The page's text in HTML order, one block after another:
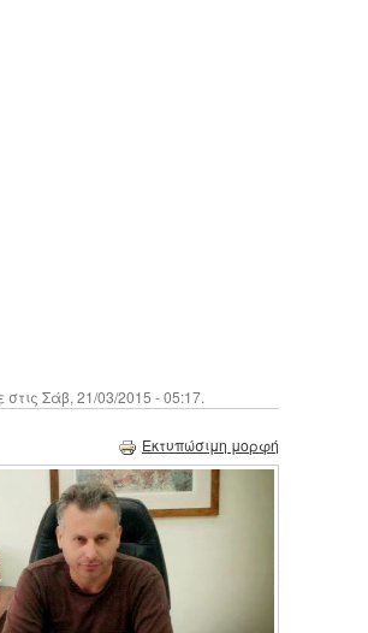
Σάβ, 21/03/2015 - 05:17.
Εκτυπώσιμη μορφή